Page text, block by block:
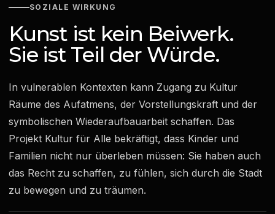
SOZIALE WIRKUNG
Kunst ist kein Beiwerk.
Sie ist Teil der Würde.
In vulnerablen Kontexten kann Zugang zu Kultur
Räume des Aufatmens, der Vorstellungskraft und der
symbolischen Wiederaufbauarbeit schaffen. Das
Projekt Kultur für Alle bekräftigt, dass Kinder und
Familien nicht nur überleben müssen: Sie haben auch
das Recht zu schaffen, zu fühlen, sich durch die Stadt
zu bewegen und zu träumen.